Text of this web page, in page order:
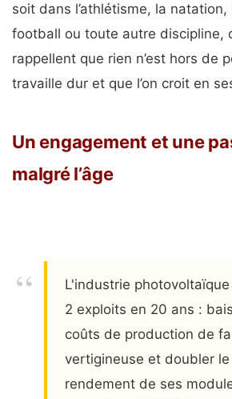
soit dans l’athlétisme, la
football ou toute autre discipline,
rappellent que rien n’est hors de
travaille dur et que l’on croit en
Un engagement et une
malgré l’âge
L'industrie
2 exploits en 20 ans :
coûts de production de
vertigineuse et doubler le
rendement de ses